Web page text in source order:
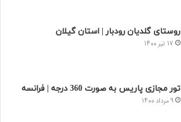
روستای گلدیان رودبار | استان گیلان
17 تیر 1400
تور مجازی پاریس به صورت 360 درجه | فرانسه
9 مرداد 1400